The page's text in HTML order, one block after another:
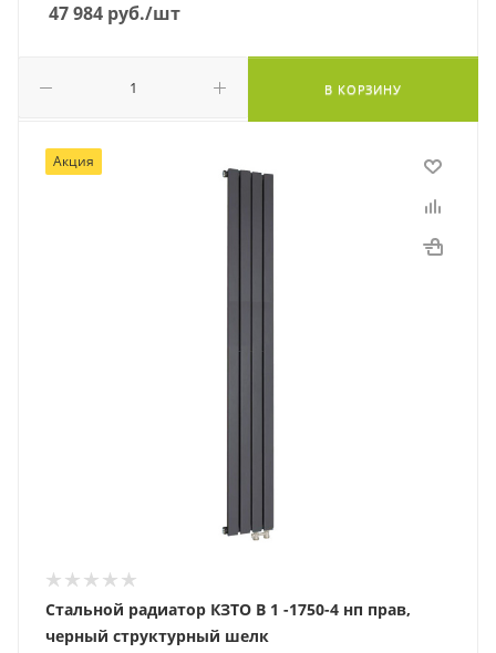
47 984 руб./шт
В КОРЗИНУ
Акция
Стальной радиатор КЗТО В 1 -1750-4 нп прав,
черный структурный шелк